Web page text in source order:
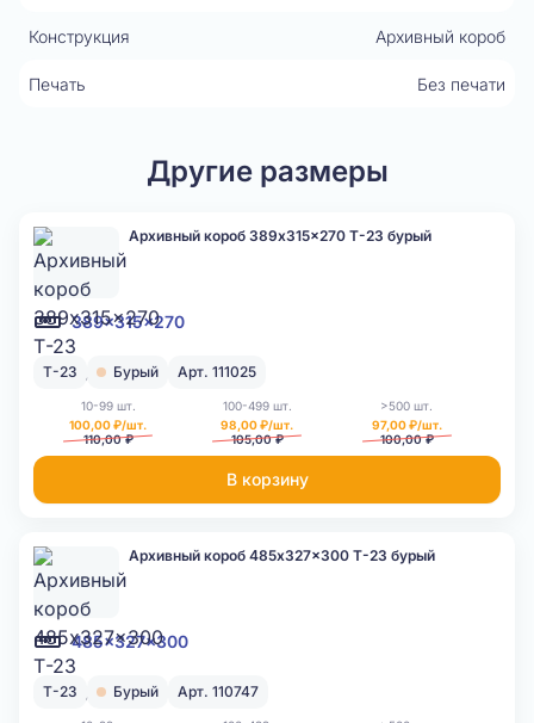
Конструкция Архивный короб
Печать Без печати
Другие размеры
389x315x270
Архивный короб 389x315x270 Т-23 бурый
Т-23 Бурый Арт. 111025
10-99 шт.
100,00 ₽/шт.
110,00 ₽
100-499 шт.
98,00 ₽/шт.
105,00 ₽
>500 шт.
97,00 ₽/шт.
100,00 ₽
В корзину
485x327x300
Архивный короб 485x327x300 Т-23 бурый
Т-23 Бурый Арт. 110747